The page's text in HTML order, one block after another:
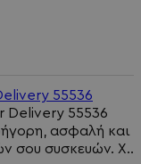
55536
Delivery 55536
ασφαλή και
σου συσκευών. Χ..